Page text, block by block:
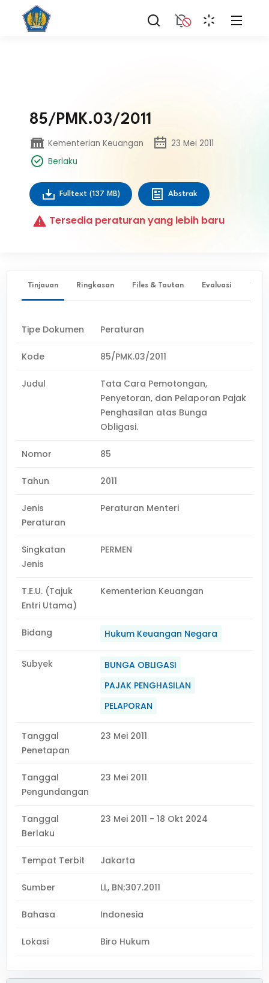
85/PMK.03/2011
Kementerian Keuangan
23 Mei 2011
Berlaku
Fulltext (137 MB) Abstrak
Tersedia peraturan yang lebih baru
Tinjauan Ringkasan Files & Tautan Evaluasi ✨
Tipe Dokumen Peraturan
Kode 85/PMK.03/2011
Judul
Tata Cara Pemotongan,
Penyetoran, dan Pelaporan Pajak
Penghasilan atas Bunga
Obligasi.
Nomor 85
Tahun 2011
Jenis
Peraturan
Peraturan Menteri
Singkatan
Jenis
PERMEN
T.E.U. (Tajuk
Entri Utama)
Kementerian Keuangan
Bidang Hukum Keuangan Negara
Subyek
BUNGA OBLIGASI
PAJAK PENGHASILAN
PELAPORAN
Tanggal
Penetapan
23 Mei 2011
Tanggal
Pengundangan
23 Mei 2011
Tanggal
Berlaku
23 Mei 2011 - 18 Okt 2024
Tempat Terbit Jakarta
Sumber LL, BN;307.2011
Bahasa Indonesia
Lokasi Biro Hukum